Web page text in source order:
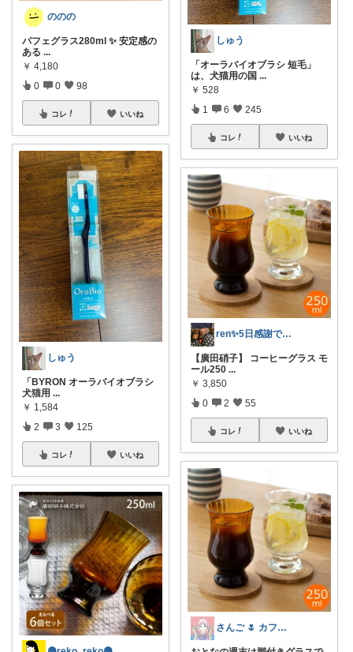
ののの
パフェグラス280ml ✨ 安定感の
ある ...
￥ 4,180
0 0 98
コレ いいね
しゅう
「BYRON オーラバイオブラシ
犬猫用 ...
￥ 1,584
2 3 125
コレ いいね
しゅう
「オーラバイオブラシ 短毛」
は、犬猫用の国 ...
￥ 528
1 6 245
コレ いいね
ren✨5日感謝です♡🤔
【廣田硝子】 コーヒーグラス モ
ール250 ...
￥ 3,850
0 2 55
コレ いいね
さんご 🌷 カフェ好きのおうち充実🌷